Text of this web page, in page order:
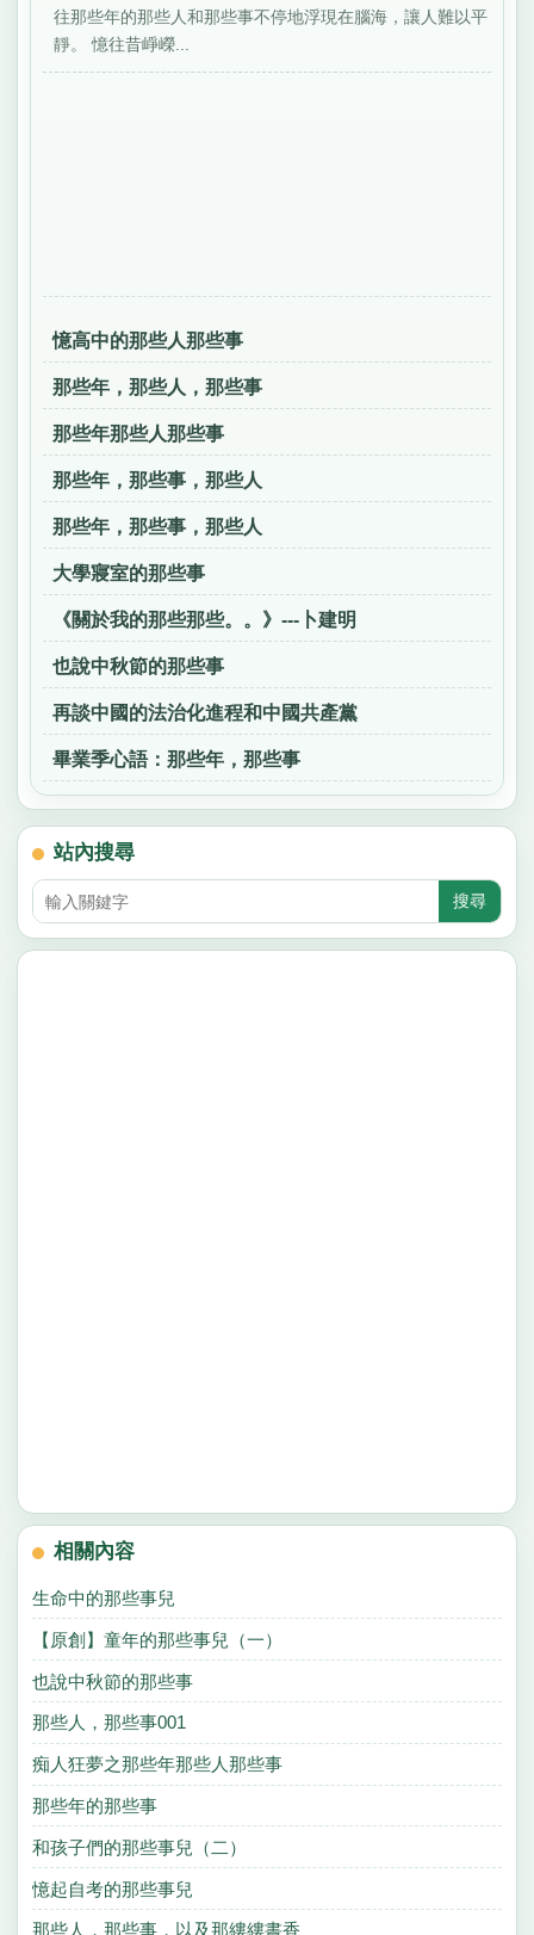
往那些年的那些人和那些事不停地浮現在腦海，讓人難以平
靜。 憶往昔崢嶸...
憶高中的那些人那些事
那些年，那些人，那些事
那些年那些人那些事
那些年，那些事，那些人
那些年，那些事，那些人
大學寢室的那些事
《關於我的那些那些。。》---卜建明
也說中秋節的那些事
再談中國的法治化進程和中國共產黨
畢業季心語：那些年，那些事
站內搜尋
相關內容
生命中的那些事兒
【原創】童年的那些事兒（一）
也說中秋節的那些事
那些人，那些事001
痴人狂夢之那些年那些人那些事
那些年的那些事
和孩子們的那些事兒（二）
憶起自考的那些事兒
那些人，那些事，以及那縷縷書香